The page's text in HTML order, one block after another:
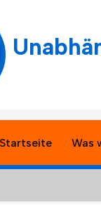
Startseite Was